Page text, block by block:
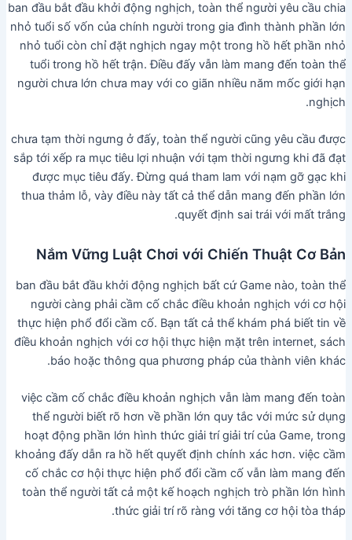
ban đầu bắt đầu khởi động nghịch, toàn thể người yêu cầu chia
nhỏ tuổi số vốn của chính người trong gia đình thành phần lớn
nhỏ tuổi còn chỉ đặt nghịch ngay một trong hồ hết phần nhỏ
tuổi trong hồ hết trận. Điều đấy vẫn làm mang đến toàn thể
người chưa lớn chưa may với co giãn nhiều năm mốc giới hạn
nghịch.
chưa tạm thời ngưng ở đấy, toàn thể người cũng yêu cầu được
sắp tới xếp ra mục tiêu lợi nhuận với tạm thời ngưng khi đã đạt
được mục tiêu đấy. Đừng quá tham lam với nạm gỡ gạc khi
thua thảm lỗ, vày điều này tất cả thể dẫn mang đến phần lớn
quyết định sai trái với mất trắng.
Nắm Vững Luật Chơi với Chiến Thuật Cơ Bản
ban đầu bắt đầu khởi động nghịch bất cứ Game nào, toàn thể
người càng phải cầm cố chắc điều khoản nghịch với cơ hội
thực hiện phổ đổi cầm cố. Bạn tất cả thể khám phá biết tin về
điều khoản nghịch với cơ hội thực hiện mặt trên internet, sách
báo hoặc thông qua phương pháp của thành viên khác.
việc cầm cố chắc điều khoản nghịch vẫn làm mang đến toàn
thể người biết rõ hơn về phần lớn quy tắc với mức sử dụng
hoạt động phần lớn hình thức giải trí giải trí của Game, trong
khoảng đấy dẫn ra hồ hết quyết định chính xác hơn. việc cầm
cố chắc cơ hội thực hiện phổ đổi cầm cố vẫn làm mang đến
toàn thể người tất cả một kế hoạch nghịch trò phần lớn hình
thức giải trí rõ ràng với tăng cơ hội tòa tháp.